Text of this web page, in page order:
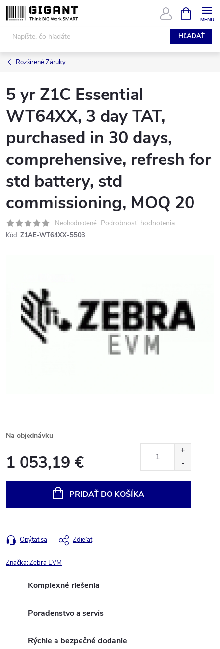
Prejsť
na
obsah
HĽADAŤ
KOŠÍK
Rozšírené Záruky
5 yr Z1C Essential
WT64XX, 3 day TAT,
purchased in 30 days,
comprehensive, refresh for
std battery, std
commissioning, MOQ 20
Neohodnotené Podrobnosti hodnotenia
Kód: Z1AE-WT64XX-5503
Na objednávku
1 053,19 €
PRIDAŤ DO KOŠÍKA
Opýtať sa Zdieľať
Značka:Zebra EVM
Komplexné riešenia
Poradenstvo a servis
Rýchle a bezpečné dodanie